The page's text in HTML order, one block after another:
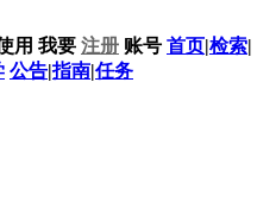
用 我要 注册 账号 首页|检索|
公告|指南|任务